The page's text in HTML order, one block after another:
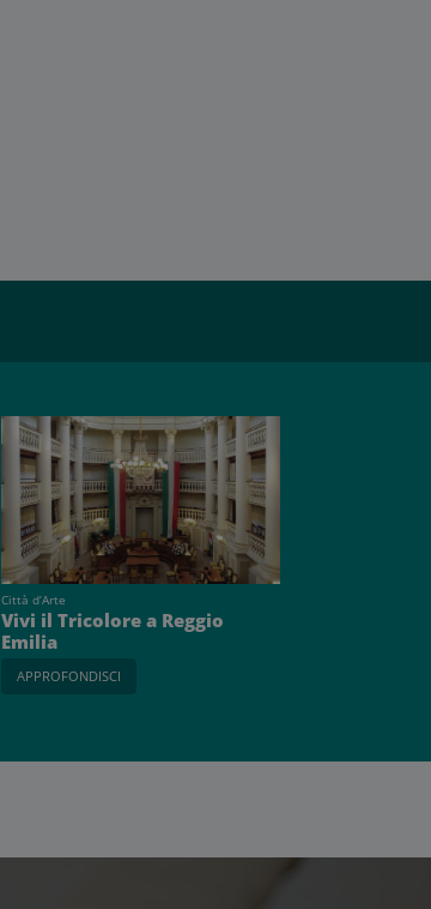
Città d’Arte
Vivi il Tricolore a Reggio
Emilia
APPROFONDISCI